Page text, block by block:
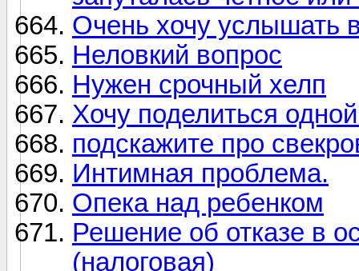
Очень хочу услышать
Неловкий вопрос
Нужен срочный хелп
Хочу поделиться
подскажите про
Интимная проблема.
Опека над ребенком
Решение об отказе в
(налоговая)